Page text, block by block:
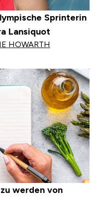
Sprinterin
Lansiquot
HOWARTH
werden von